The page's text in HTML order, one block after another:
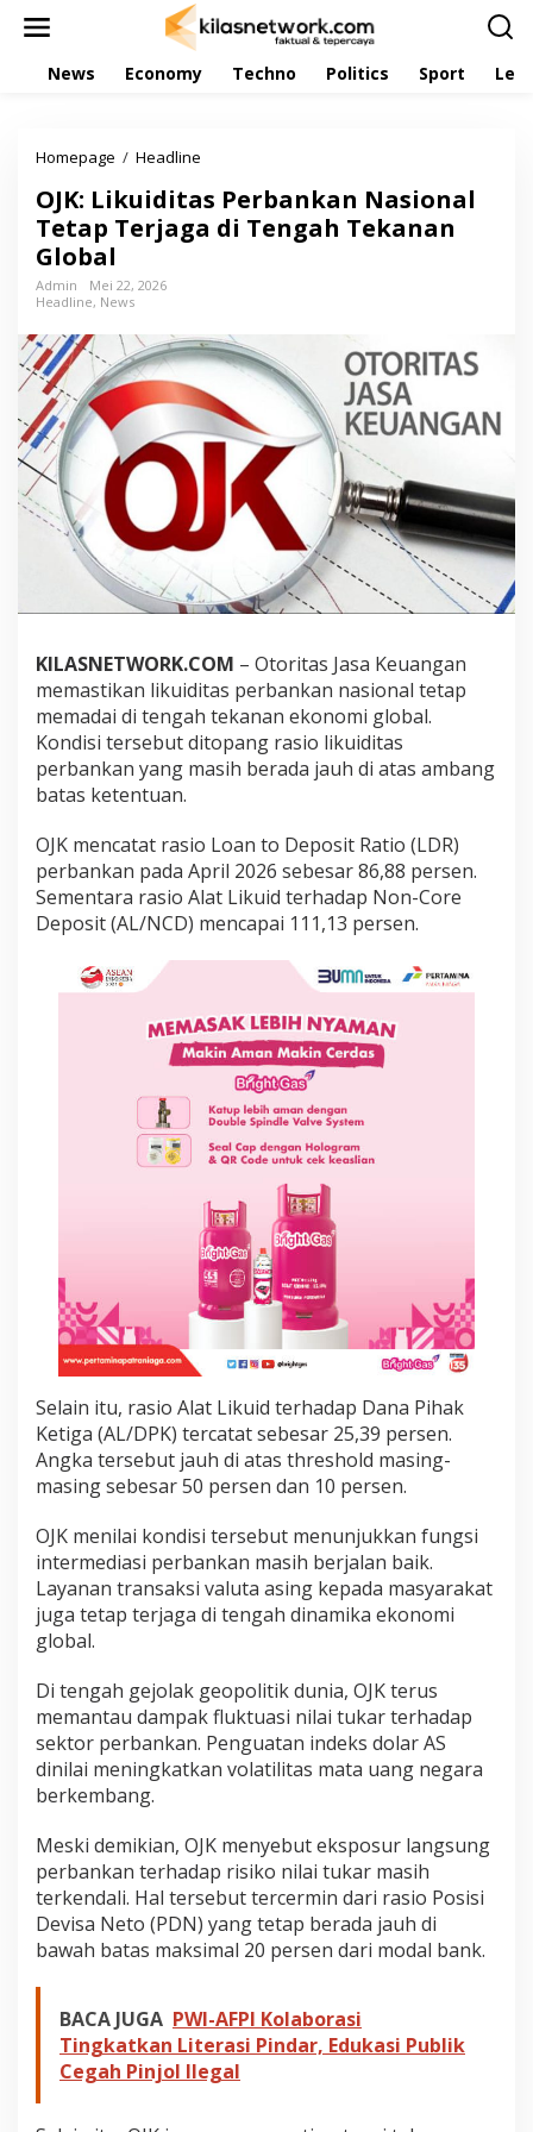
News Economy Techno Politics Sport
Homepage / Headline
K
:
L
d
i
t
a
s
P
b
a
k
a
a
s
i
o
n
a
e
t
a
p
T
a
g
a
T
e
n
a
h
T
e
k
a
n
G
l
o
b
a
OJK: Likuiditas Perbankan Nasional
Tetap Terjaga di Tengah Tekanan
Global
Admin
Mei 22, 2026
Headline, News
KILASNETWORK.COM – Otoritas Jasa Keuangan
memastikan likuiditas perbankan nasional tetap
memadai di tengah tekanan ekonomi global.
Kondisi tersebut ditopang rasio likuiditas
perbankan yang masih berada jauh di atas ambang
batas ketentuan.
OJK mencatat rasio Loan to Deposit Ratio (LDR)
perbankan pada April 2026 sebesar 86,88 persen.
Sementara rasio Alat Likuid terhadap Non-Core
Deposit (AL/NCD) mencapai 111,13 persen.
Selain itu, rasio Alat Likuid terhadap Dana Pihak
Ketiga (AL/DPK) tercatat sebesar 25,39 persen.
Angka tersebut jauh di atas threshold masing-
masing sebesar 50 persen dan 10 persen.
OJK menilai kondisi tersebut menunjukkan fungsi
intermediasi perbankan masih berjalan baik.
Layanan transaksi valuta asing kepada masyarakat
juga tetap terjaga di tengah dinamika ekonomi
global.
Di tengah gejolak geopolitik dunia, OJK terus
memantau dampak fluktuasi nilai tukar terhadap
sektor perbankan. Penguatan indeks dolar AS
dinilai meningkatkan volatilitas mata uang negara
berkembang.
Meski demikian, OJK menyebut eksposur langsung
perbankan terhadap risiko nilai tukar masih
terkendali. Hal tersebut tercermin dari rasio Posisi
Devisa Neto (PDN) yang tetap berada jauh di
bawah batas maksimal 20 persen dari modal bank.
BACA JUGA PWI-AFPI Kolaborasi
Tingkatkan Literasi Pindar, Edukasi Publik
Cegah Pinjol Ilegal